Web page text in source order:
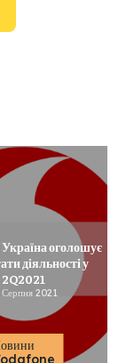
оголошує
діяльності у
2Q2021
2021